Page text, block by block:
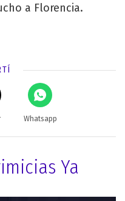
a Florencia.
Whatsapp
Ya